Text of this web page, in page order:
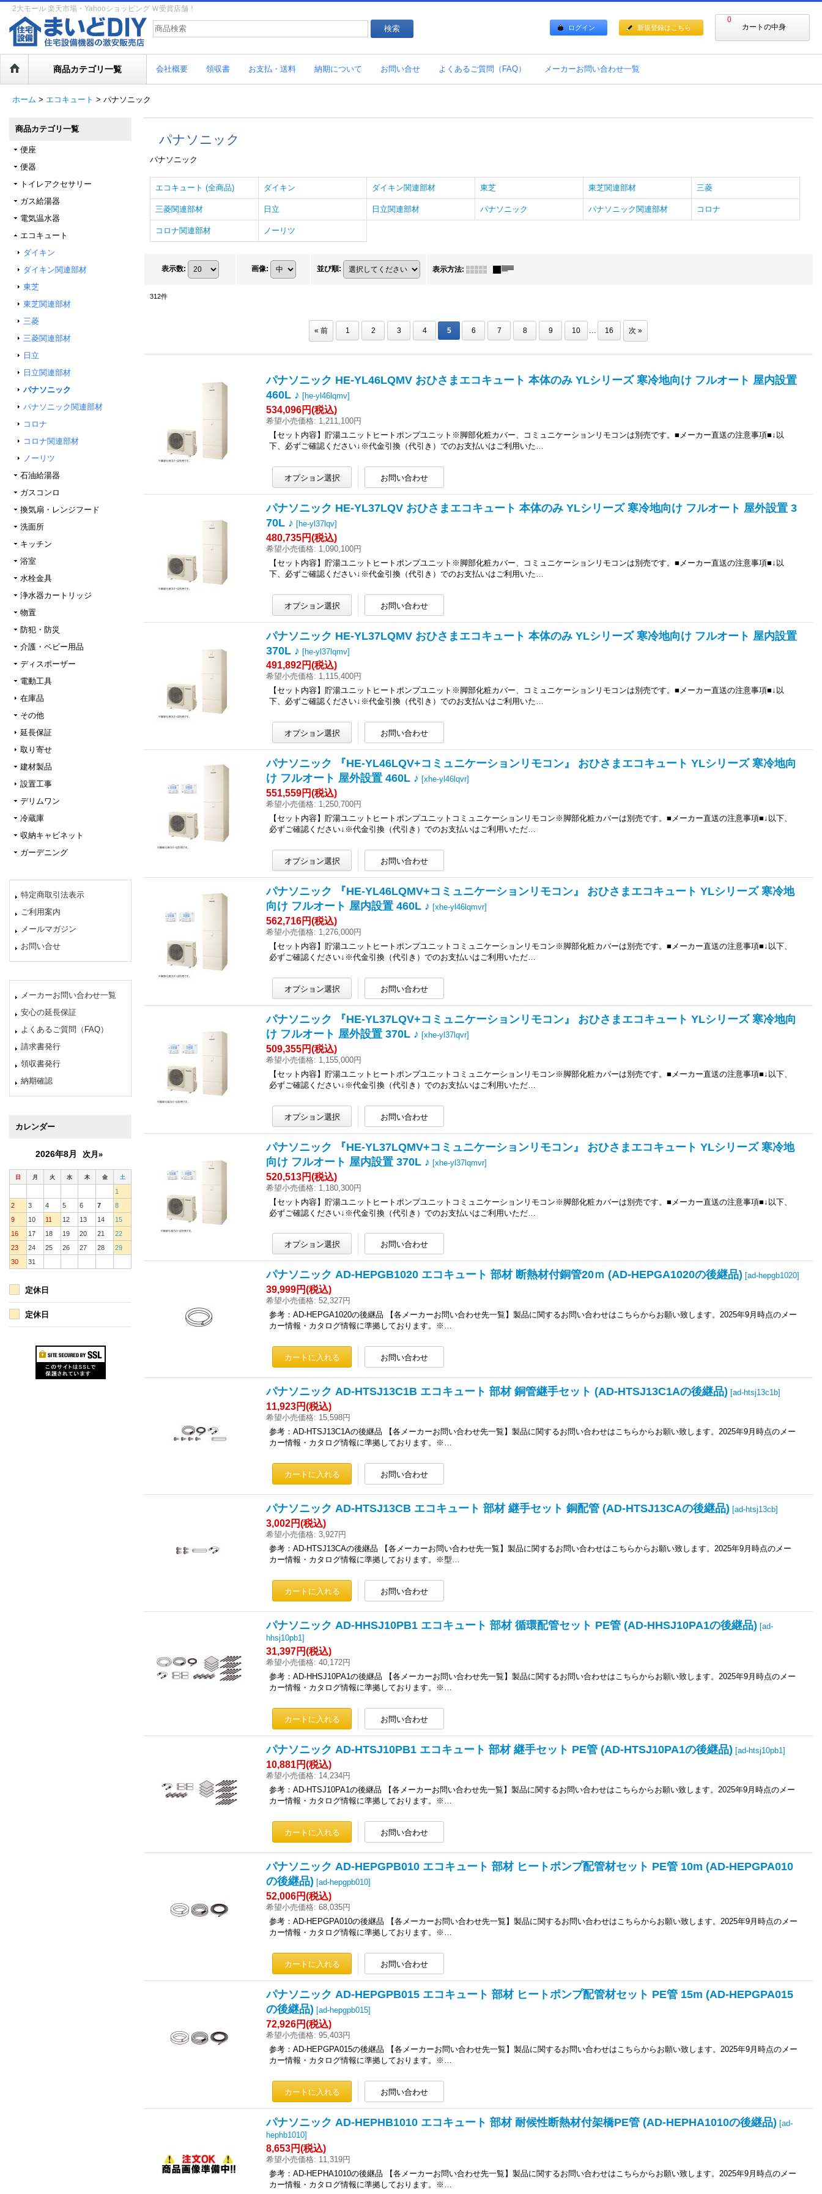
2大モール 楽天市場・Yahooショッピング Ｗ受賞店舗！
0
カートの中身
ログイン 新規登録はこちら
商品カテゴリ一覧 会社概要 領収書 お支払・送料 納期について お問い合せ よくあるご質問（FAQ） メーカーお問い合わせ一覧
ホーム > エコキュート > パナソニック
商品カテゴリ一覧
便座
便器
トイレアクセサリー
ガス給湯器
電気温水器
エコキュート
ダイキン
ダイキン関連部材
東芝
東芝関連部材
三菱
三菱関連部材
日立
日立関連部材
パナソニック
パナソニック関連部材
コロナ
コロナ関連部材
ノーリツ
石油給湯器
ガスコンロ
換気扇・レンジフード
洗面所
キッチン
浴室
水栓金具
浄水器カートリッジ
物置
防犯・防災
介護・ベビー用品
ディスポーザー
電動工具
在庫品
その他
延長保証
取り寄せ
建材製品
設置工事
デリムワン
冷蔵庫
収納キャビネット
ガーデニング
特定商取引法表示
ご利用案内
メールマガジン
お問い合せ
メーカーお問い合わせ一覧
安心の延長保証
よくあるご質問（FAQ）
請求書発行
領収書発行
納期確認
カレンダー
2026年8月 次月»
日 月 火 水 木 金 土
1
2
3 4 5 6 7
8
9
10 11 12 13 14
15
16
17 18 19 20 21
22
23
24 25 26 27 28
29
30
31
定休日
定休日
パナソニック
パナソニック
エコキュート (全商品) ダイキン ダイキン関連部材 東芝 東芝関連部材 三菱
三菱関連部材 日立 日立関連部材 パナソニック パナソニック関連部材 コロナ
コロナ関連部材 ノーリツ
表示数: 画像: 並び順: 表示方法:
312件
« 前 1 2 3 4 5 6 7 8 9 10 ... 16 次 »
パナソニック HE-YL46LQMV おひさまエコキュート 本体のみ YLシリーズ 寒冷地向け フルオート 屋内設置
460L ♪ [he-yl46lqmv]
534,096円(税込)
希望小売価格: 1,211,100円
【セット内容】貯湯ユニットヒートポンプユニット※脚部化粧カバー、コミュニケーションリモコンは別売です。■メーカー直送の注意事項■↓以
下、必ずご確認ください↓※代金引換（代引き）でのお支払いはご利用いた…
パナソニック HE-YL37LQV おひさまエコキュート 本体のみ YLシリーズ 寒冷地向け フルオート 屋外設置 3
70L ♪ [he-yl37lqv]
480,735円(税込)
希望小売価格: 1,090,100円
【セット内容】貯湯ユニットヒートポンプユニット※脚部化粧カバー、コミュニケーションリモコンは別売です。■メーカー直送の注意事項■↓以
下、必ずご確認ください↓※代金引換（代引き）でのお支払いはご利用いた…
パナソニック HE-YL37LQMV おひさまエコキュート 本体のみ YLシリーズ 寒冷地向け フルオート 屋内設置
370L ♪ [he-yl37lqmv]
491,892円(税込)
希望小売価格: 1,115,400円
【セット内容】貯湯ユニットヒートポンプユニット※脚部化粧カバー、コミュニケーションリモコンは別売です。■メーカー直送の注意事項■↓以
下、必ずご確認ください↓※代金引換（代引き）でのお支払いはご利用いた…
パナソニック 『HE-YL46LQV+コミュニケーションリモコン』 おひさまエコキュート YLシリーズ 寒冷地向
け フルオート 屋外設置 460L ♪ [xhe-yl46lqvr]
551,559円(税込)
希望小売価格: 1,250,700円
【セット内容】貯湯ユニットヒートポンプユニットコミュニケーションリモコン※脚部化粧カバーは別売です。■メーカー直送の注意事項■↓以下、
必ずご確認ください↓※代金引換（代引き）でのお支払いはご利用いただ…
パナソニック 『HE-YL46LQMV+コミュニケーションリモコン』 おひさまエコキュート YLシリーズ 寒冷地
向け フルオート 屋内設置 460L ♪ [xhe-yl46lqmvr]
562,716円(税込)
希望小売価格: 1,276,000円
【セット内容】貯湯ユニットヒートポンプユニットコミュニケーションリモコン※脚部化粧カバーは別売です。■メーカー直送の注意事項■↓以下、
必ずご確認ください↓※代金引換（代引き）でのお支払いはご利用いただ…
パナソニック 『HE-YL37LQV+コミュニケーションリモコン』 おひさまエコキュート YLシリーズ 寒冷地向
け フルオート 屋外設置 370L ♪ [xhe-yl37lqvr]
509,355円(税込)
希望小売価格: 1,155,000円
【セット内容】貯湯ユニットヒートポンプユニットコミュニケーションリモコン※脚部化粧カバーは別売です。■メーカー直送の注意事項■↓以下、
必ずご確認ください↓※代金引換（代引き）でのお支払いはご利用いただ…
パナソニック 『HE-YL37LQMV+コミュニケーションリモコン』 おひさまエコキュート YLシリーズ 寒冷地
向け フルオート 屋内設置 370L ♪ [xhe-yl37lqmvr]
520,513円(税込)
希望小売価格: 1,180,300円
【セット内容】貯湯ユニットヒートポンプユニットコミュニケーションリモコン※脚部化粧カバーは別売です。■メーカー直送の注意事項■↓以下、
必ずご確認ください↓※代金引換（代引き）でのお支払いはご利用いただ…
パナソニック AD-HEPGB1020 エコキュート 部材 断熱材付銅管20ｍ (AD-HEPGA1020の後継品) [ad-hepgb1020]
39,999円(税込)
希望小売価格: 52,327円
参考：AD-HEPGA1020の後継品 【各メーカーお問い合わせ先一覧】製品に関するお問い合わせはこちらからお願い致します。2025年9月時点のメー
カー情報・カタログ情報に準拠しております。※…
パナソニック AD-HTSJ13C1B エコキュート 部材 銅管継手セット (AD-HTSJ13C1Aの後継品) [ad-htsj13c1b]
11,923円(税込)
希望小売価格: 15,598円
参考：AD-HTSJ13C1Aの後継品 【各メーカーお問い合わせ先一覧】製品に関するお問い合わせはこちらからお願い致します。2025年9月時点のメー
カー情報・カタログ情報に準拠しております。※…
パナソニック AD-HTSJ13CB エコキュート 部材 継手セット 銅配管 (AD-HTSJ13CAの後継品) [ad-htsj13cb]
3,002円(税込)
希望小売価格: 3,927円
参考：AD-HTSJ13CAの後継品 【各メーカーお問い合わせ先一覧】製品に関するお問い合わせはこちらからお願い致します。2025年9月時点のメー
カー情報・カタログ情報に準拠しております。※型…
パナソニック AD-HHSJ10PB1 エコキュート 部材 循環配管セット PE管 (AD-HHSJ10PA1の後継品) [ad-
hhsj10pb1]
31,397円(税込)
希望小売価格: 40,172円
参考：AD-HHSJ10PA1の後継品 【各メーカーお問い合わせ先一覧】製品に関するお問い合わせはこちらからお願い致します。2025年9月時点のメー
カー情報・カタログ情報に準拠しております。※…
パナソニック AD-HTSJ10PB1 エコキュート 部材 継手セット PE管 (AD-HTSJ10PA1の後継品) [ad-htsj10pb1]
10,881円(税込)
希望小売価格: 14,234円
参考：AD-HTSJ10PA1の後継品 【各メーカーお問い合わせ先一覧】製品に関するお問い合わせはこちらからお願い致します。2025年9月時点のメー
カー情報・カタログ情報に準拠しております。※…
パナソニック AD-HEPGPB010 エコキュート 部材 ヒートポンプ配管材セット PE管 10m (AD-HEPGPA010
の後継品) [ad-hepgpb010]
52,006円(税込)
希望小売価格: 68,035円
参考：AD-HEPGPA010の後継品 【各メーカーお問い合わせ先一覧】製品に関するお問い合わせはこちらからお願い致します。2025年9月時点のメー
カー情報・カタログ情報に準拠しております。※…
パナソニック AD-HEPGPB015 エコキュート 部材 ヒートポンプ配管材セット PE管 15m (AD-HEPGPA015
の後継品) [ad-hepgpb015]
72,926円(税込)
希望小売価格: 95,403円
参考：AD-HEPGPA015の後継品 【各メーカーお問い合わせ先一覧】製品に関するお問い合わせはこちらからお願い致します。2025年9月時点のメー
カー情報・カタログ情報に準拠しております。※…
パナソニック AD-HEPHB1010 エコキュート 部材 耐候性断熱材付架橋PE管 (AD-HEPHA1010の後継品) [ad-
hephb1010]
8,653円(税込)
希望小売価格: 11,319円
参考：AD-HEPHA1010の後継品 【各メーカーお問い合わせ先一覧】製品に関するお問い合わせはこちらからお願い致します。2025年9月時点のメー
カー情報・カタログ情報に準拠しております。※…